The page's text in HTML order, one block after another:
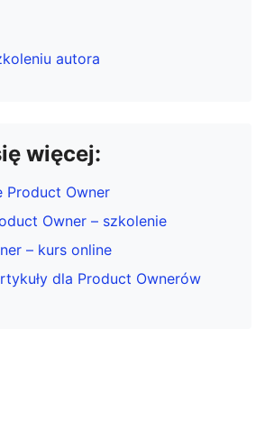
autora
więcej:
Product Owner
Owner – szkolenie
– kurs online
dla Product Ownerów